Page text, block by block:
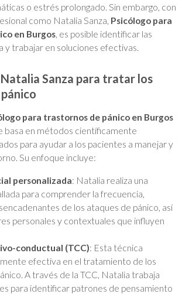
o estrés prolongado. Sin embargo, con
como Natalia Sanza, Psicólogo para
en Burgos, es posible identificar las
y trabajar en soluciones efectivas.
Sanza para tratar los
para trastornos de pánico en Burgos
basa en métodos científicamente
para ayudar a los pacientes a manejar y
Su enfoque incluye:
personalizada: Natalia realiza una
para comprender la frecuencia,
de los ataques de pánico, así
personales y contextuales que influyen
conductual (TCC): Esta técnica
efectiva en el tratamiento de los
A través de la TCC, Natalia trabaja
para identificar patrones de pensamiento